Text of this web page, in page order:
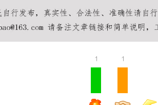
1 1